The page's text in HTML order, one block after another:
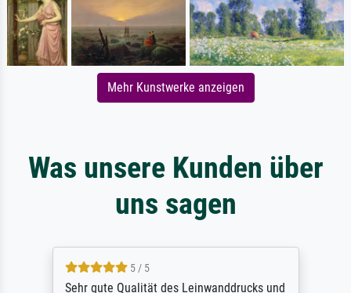
Mehr Kunstwerke anzeigen
Was unsere Kunden über
uns sagen
5 / 5
Sehr gute Qualität des Leinwanddrucks und